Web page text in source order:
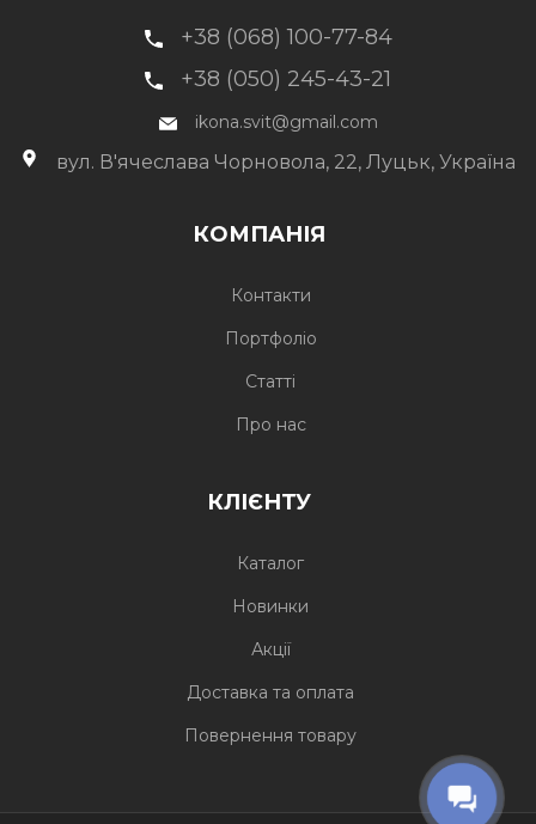
КОМПАНІЯ
Контакти
Портфоліо
Статті
Про нас
КЛІЄНТУ
Каталог
Новинки
Акції
Доставка та оплата
Повернення товару
+38 (068) 100-77-84
+38 (050) 245-43-21
ikona.svit@gmail.com
вул. В'ячеслава Чорновола, 22, Луцьк, Україна